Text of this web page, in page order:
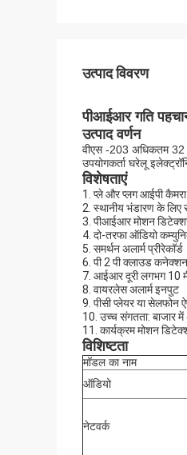
उत्पाद विवरण
पीआईआर गति
उत्पाद वर्णन
वीएस -203 अधिकतम 32
उपयोगकर्ता घरेलू
विशेषताएं
1. प्ले और प्लग आईपी कैमरा
2. स्थानीय भंडारण के लिए
3. पीआईआर मोशन
4. दो-तरफा ऑडियो
5. समर्थन अलार्म प्रीरेकॉर्ड
6. पी 2 पी क्लाउड
7. आईआर दूरी लगभग 10
8. वायरलेस अलार्म इनपुट
9. पीसी प्लेयर या सेलफोन
10. उच्च संगतता: बाजार
11. कार्यक्रम मोशन
विशिष्टता
मॉडल का नाम
ऑडियो
नेटवर्क